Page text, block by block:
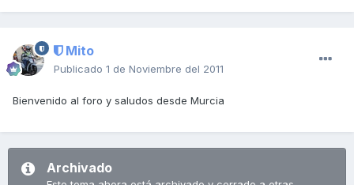
Mito
Publicado 1 de Noviembre del 2011
Bienvenido al foro y saludos desde Murcia
Archivado